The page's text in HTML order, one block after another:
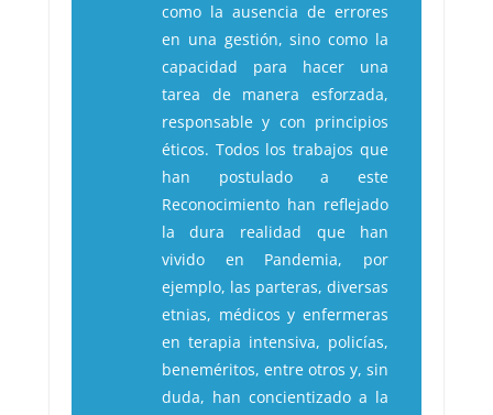
como la ausencia de errores
en una gestión, sino como la
capacidad para hacer una
tarea de manera esforzada,
responsable y con principios
éticos. Todos los trabajos que
han postulado a este
Reconocimiento han reflejado
la dura realidad que han
vivido en Pandemia, por
ejemplo, las parteras, diversas
etnias, médicos y enfermeras
en terapia intensiva, policías,
beneméritos, entre otros y, sin
duda, han concientizado a la